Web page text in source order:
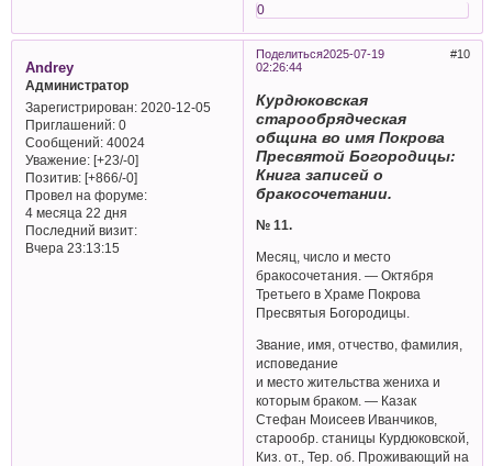
0
Поделиться 10
2025-07-19
02:26:44
Andrey
Администратор
Зарегистрирован: 2020-12-05
Приглашений:0
Сообщений:40024
Уважение: [+23/-0]
Позитив: [+866/-0]
Провел на форуме:
4 месяца 22 дня
Последний визит:
Вчера 23:13:15
Курдюковская
старообрядческая
община во имя Покрова
Пресвятой Богородицы:
Книга записей о
бракосочетании.
№ 11.
Месяц, число и место
бракосочетания. — Октября
Третьего в Храме Покрова
Пресвятыя Богородицы.
Звание, имя, отчество, фамилия,
исповедание
и место жительства жениха и
которым браком. — Казак
Стефан Моисеев Иванчиков,
старообр. станицы Курдюковской,
Киз. от., Тер. об. Проживающий на